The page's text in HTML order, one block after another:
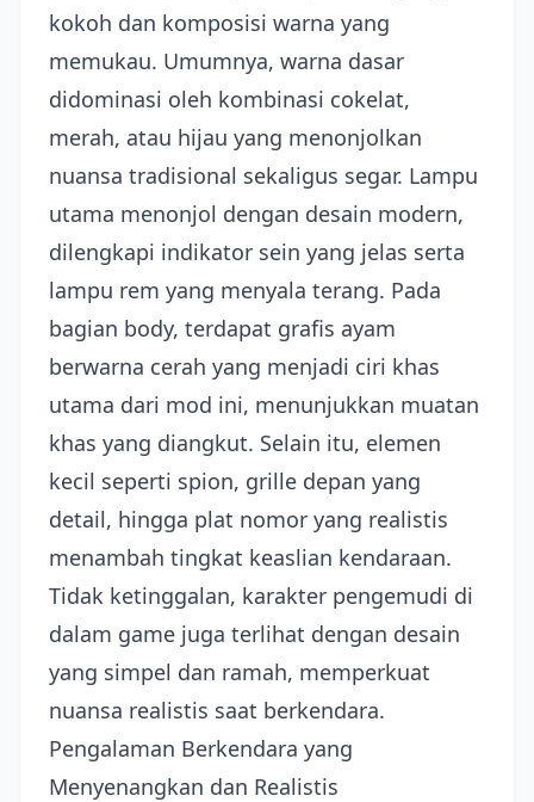
kokoh dan komposisi warna yang
memukau. Umumnya, warna dasar
didominasi oleh kombinasi cokelat,
merah, atau hijau yang menonjolkan
nuansa tradisional sekaligus segar. Lampu
utama menonjol dengan desain modern,
dilengkapi indikator sein yang jelas serta
lampu rem yang menyala terang. Pada
bagian body, terdapat grafis ayam
berwarna cerah yang menjadi ciri khas
utama dari mod ini, menunjukkan muatan
khas yang diangkut. Selain itu, elemen
kecil seperti spion, grille depan yang
detail, hingga plat nomor yang realistis
menambah tingkat keaslian kendaraan.
Tidak ketinggalan, karakter pengemudi di
dalam game juga terlihat dengan desain
yang simpel dan ramah, memperkuat
nuansa realistis saat berkendara.
Pengalaman Berkendara yang
Menyenangkan dan Realistis